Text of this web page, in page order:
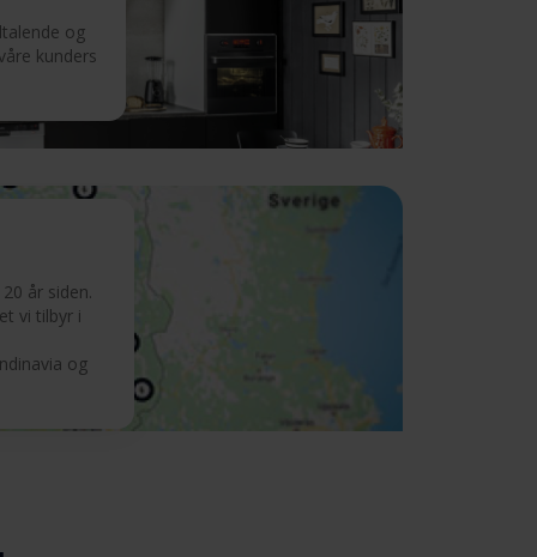
og
kunders
år siden.
vi tilbyr i
og